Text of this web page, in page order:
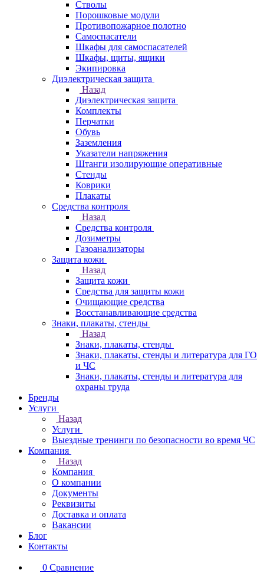
Стволы
Порошковые модули
Противопожарное полотно
Самоспасатели
Шкафы для самоспасателей
Шкафы, щиты, ящики
Экипировка
Диэлектрическая защита
Назад
Диэлектрическая защита
Комплекты
Перчатки
Обувь
Заземления
Указатели напряжения
Штанги изолирующие оперативные
Стенды
Коврики
Плакаты
Средства контроля
Назад
Средства контроля
Дозиметры
Газоанализаторы
Защита кожи
Назад
Защита кожи
Средства для защиты кожи
Очищающие средства
Восстанавливающие средства
Знаки, плакаты, стенды
Назад
Знаки, плакаты, стенды
Знаки, плакаты, стенды и литература для ГО
и ЧС
Знаки, плакаты, стенды и литература для
охраны труда
Бренды
Услуги
Назад
Услуги
Выездные тренинги по безопасности во время ЧС
Компания
Назад
Компания
О компании
Документы
Реквизиты
Доставка и оплата
Вакансии
Блог
Контакты
0 Сравнение